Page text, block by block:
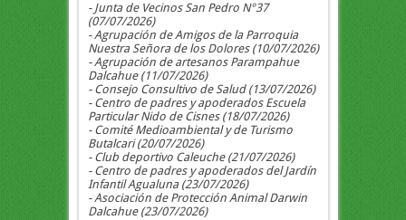
- Junta de Vecinos San Pedro N°37
(07/07/2026)
- Agrupación de Amigos de la Parroquia
Nuestra Señora de los Dolores (10/07/2026)
- Agrupación de artesanos Parampahue
Dalcahue (11/07/2026)
- Consejo Consultivo de Salud (13/07/2026)
- Centro de padres y apoderados Escuela
Particular Nido de Cisnes (18/07/2026)
- Comité Medioambiental y de Turismo
Butalcari (20/07/2026)
- Club deportivo Caleuche (21/07/2026)
- Centro de padres y apoderados del Jardín
Infantil Agualuna (23/07/2026)
- Asociación de Protección Animal Darwin
Dalcahue (23/07/2026)